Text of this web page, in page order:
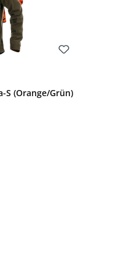
S (Orange/Grün)